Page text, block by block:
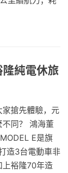
純電休旅
搶先體驗，元
同？ 鴻海董
E是旗
造3台電動車非
上裕隆70年造